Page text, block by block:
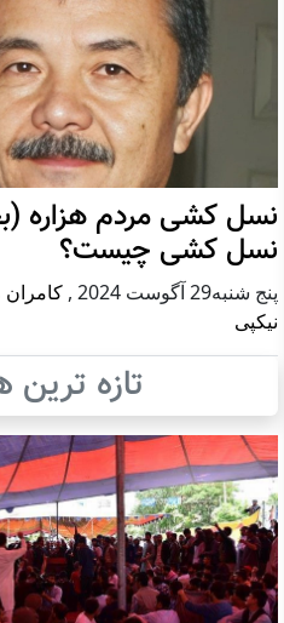
نسل کشی مردم
نسل کشی چیست؟
پنج شنبه29 آگوست 2024 , کامران
نیکپی
تازه ترین